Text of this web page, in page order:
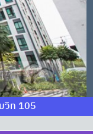
วิท 105